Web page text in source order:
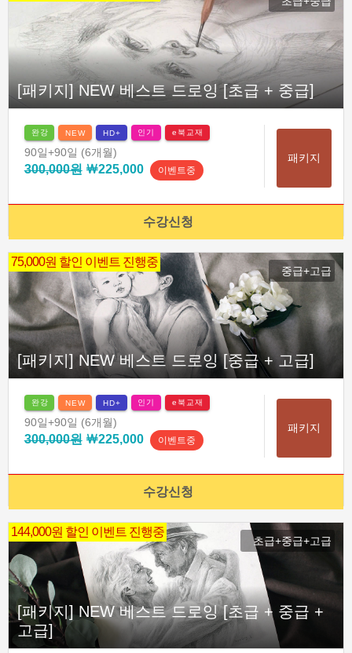
[패키지] NEW 베스트 드로잉 [초급 + 중급]
완강 NEW HD+ 인기 e북교재
90일+90일 (6개월)
300,000원￦225,000 이벤트중
패키지
수강신청
75,000원 할인 이벤트 진행중
중급+고급
[패키지] NEW 베스트 드로잉 [중급 + 고급]
완강 NEW HD+ 인기 e북교재
90일+90일 (6개월)
300,000원￦225,000 이벤트중
패키지
수강신청
144,000원 할인 이벤트 진행중
초급+중급+고급
[패키지] NEW 베스트 드로잉 [초급 + 중급 +
고급]